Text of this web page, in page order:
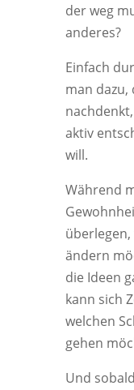
der weg
anderes?
Einfach
man
aktiv
will.
Während
ändern
die Ideen
kann sich
welchen
gehen
Und